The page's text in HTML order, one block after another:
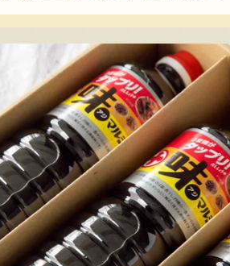
。家業である丸十大屋に
た体制に疑問を持ち、
程の改善、製品設計の
した。2008年に代表取
して「利右衛門」を襲名
るのは、「時代の潮流
であること」。看板商
醤油だけでなく、醤油